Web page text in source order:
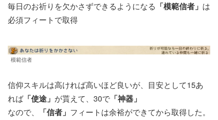
毎日のお祈りを欠かさずできるようになる 「模範信者」 は
必須フィートで取得
模範信者
信仰スキルは高ければ高いほど良いが、目安として15あ
れば 「使途」 が貰えて、30で 「神器」
なので、
「信者」 フィートは余裕ができてから取得した。